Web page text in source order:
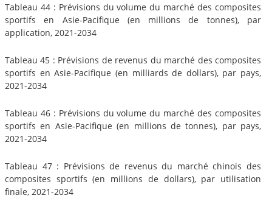
Tableau 44 : Prévisions du volume du marché des composites
sportifs en Asie-Pacifique (en millions de tonnes), par
application, 2021-2034
Tableau 45 : Prévisions de revenus du marché des composites
sportifs en Asie-Pacifique (en milliards de dollars), par pays,
2021-2034
Tableau 46 : Prévisions du volume du marché des composites
sportifs en Asie-Pacifique (en millions de tonnes), par pays,
2021-2034
Tableau 47 : Prévisions de revenus du marché chinois des
composites sportifs (en millions de dollars), par utilisation
finale, 2021-2034